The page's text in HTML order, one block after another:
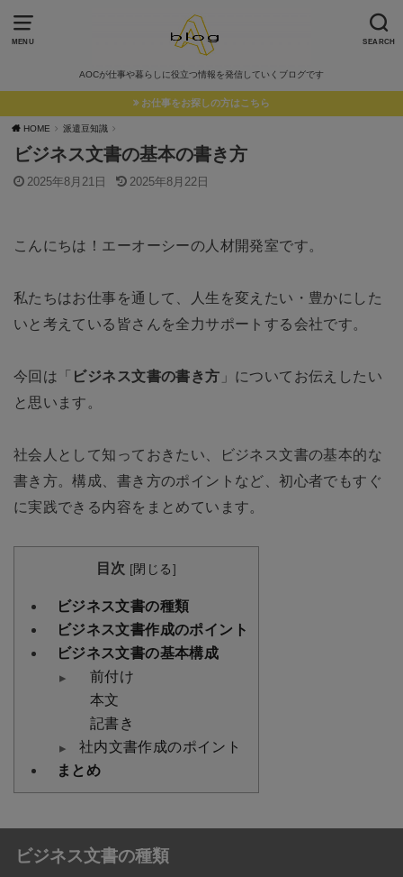
MENU SEARCH
AOCが仕事や暮らしに役立つ情報を発信していくブログです
お仕事をお探しの方はこちら
HOME 派遣豆知識
ビジネス文書の基本の書き方
2025年8月21日 2025年8月22日
こんにちは！エーオーシーの人材開発室です。
私たちはお仕事を通して、人生を変えたい・豊かにした
いと考えている皆さんを全力サポートする会社です。
今回は「 ビジネス文書の書き方 」についてお伝えしたい
と思います。
社会人として知っておきたい、ビジネス文書の基本的な
書き方。構成、書き方のポイントなど、初心者でもすぐ
に実践できる内容をまとめています。
目次 [閉じる]
ビジネス文書の種類
ビジネス文書作成のポイント
ビジネス文書の基本構成
前付け
本文
記書き
社内文書作成のポイント
まとめ
ビジネス文書の種類